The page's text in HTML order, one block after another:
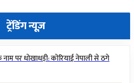
ट्रेंडिंग न्यूज़
नाम पर धोखाधड़ी: कोरियाई नेपाली से ठगे